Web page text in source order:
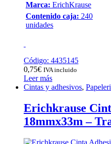
Marca: ErichKrause
Contenido caja: 240
unidades
Código: 4435145
0,75€ IVA incluido
Leer más
Cintas y adhesivos,
Erichkrause
18mmx33m –